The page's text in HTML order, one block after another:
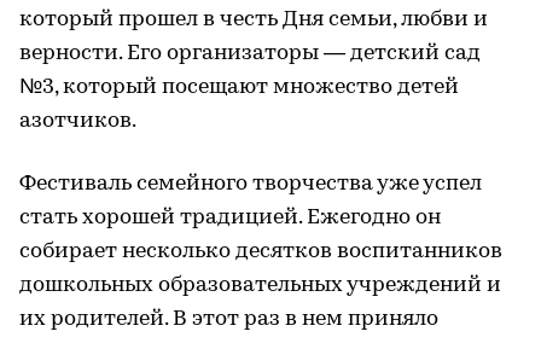
который прошел в честь Дня семьи, любви и
верности. Его организаторы — детский сад
№3, который посещают множество детей
азотчиков.
Фестиваль семейного творчества уже успел
стать хорошей традицией. Ежегодно он
собирает несколько десятков воспитанников
дошкольных образовательных учреждений и
их родителей. В этот раз в нем приняло